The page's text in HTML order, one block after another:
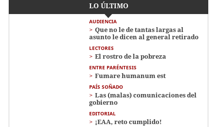
LO ÚLTIMO
AUDIENCIA
Que no le de tantas largas al
asunto le dicen al general retirado
LECTORES
El rostro de la pobreza
ENTRE PARÉNTESIS
Fumare humanum est
PAÍS SOÑADO
Las (malas) comunicaciones del
gobierno
EDITORIAL
¡EAA, reto cumplido!